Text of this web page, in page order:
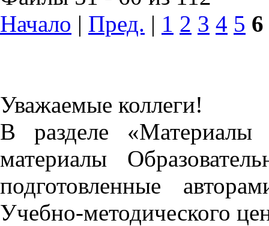
Начало | Пред. | 1 2 3 4 5 6
Уважаемые коллеги!
В разделе «Материалы
материалы
подготовленные
Учебно-методического